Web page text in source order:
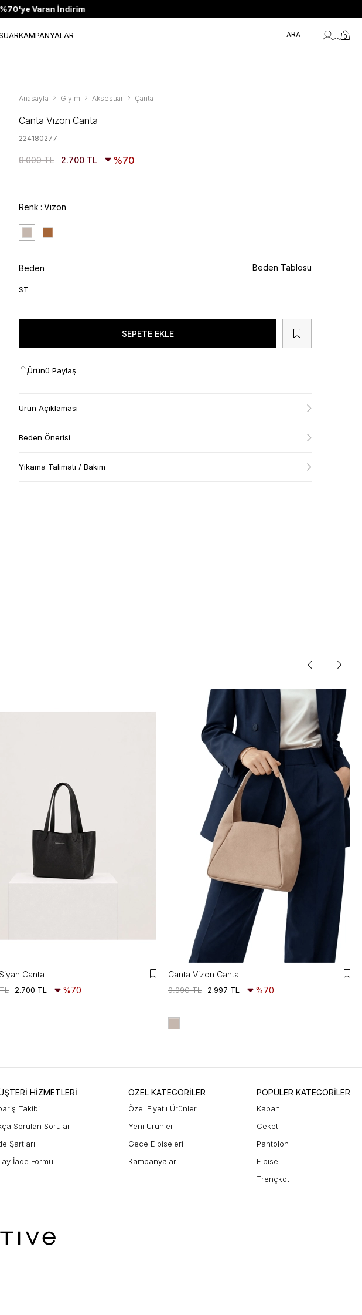
Varan İndirim
KAMPANYALAR ARA 0
Anasayfa Giyim Aksesuar Çanta
Canta Vizon Canta
224180277
9.000 TL 2.700 TL 70
Renk Vızon
Beden
ST
Beden Tablosu
Ürünü Paylaş
Ürün Açıklaması
Beden Önerisi
Yıkama Talimatı / Bakım
Canta
2.700 TL %70
Canta Vizon Canta
2.997 TL
9.990 TL %70
HİZMETLERİ
Takibi
Sorulan Sorular
Şartları
İade Formu
ÖZEL KATEGORİLER
Özel Fiyatlı Ürünler
Yeni Ürünler
Gece Elbiseleri
Kampanyalar
POPÜLER KATEGORİLER
Kaban
Ceket
Pantolon
Elbise
Trençkot